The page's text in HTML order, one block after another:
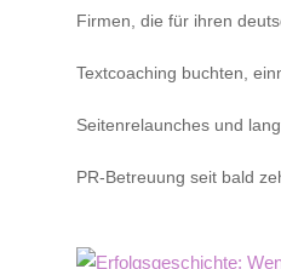
Firmen, die für ihren
Textcoaching buchten,
Seitenrelaunches und
PR-Betreuung seit bald